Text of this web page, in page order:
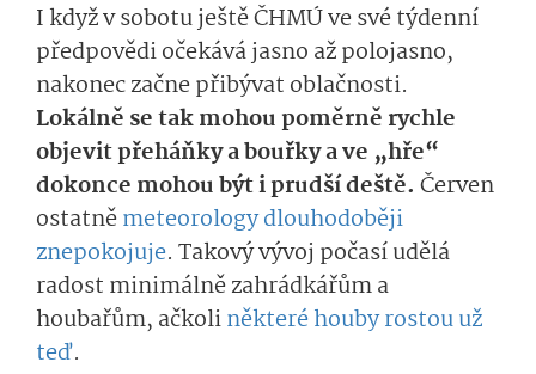
I když v sobotu ještě ČHMÚ ve své týdenní
předpovědi očekává jasno až polojasno,
nakonec začne přibývat oblačnosti.
Lokálně se tak mohou poměrně rychle
objevit přeháňky a bouřky a ve „hře“
dokonce mohou být i prudší deště. Červen
ostatněmeteorology dlouhodoběji
znepokojuje. Takový vývoj počasí udělá
radost minimálně zahrádkářům a
houbařům, ačkoliněkteré houby rostou už
teď.